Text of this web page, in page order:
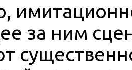
за ним